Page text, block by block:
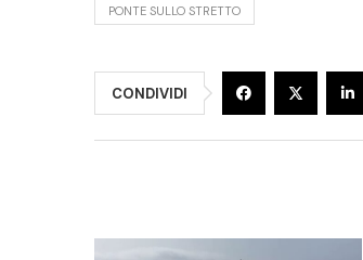
PONTE SULLO STRETTO
CONDIVIDI